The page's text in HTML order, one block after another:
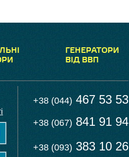
ГЕНЕРАТОРИ
ВІД ВВП
+38 (044) 467 53 53
+38 (067) 841 91 94
+38 (093) 383 10 26